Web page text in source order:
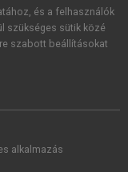
a szotar.netés a
és a felhasználók
szükséges sütik közé
szabott beállításokat
alkalmazás